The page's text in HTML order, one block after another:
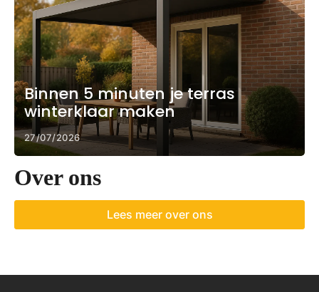
Binnen 5 minuten je terras
winterklaar maken
27/07/2026
Over ons
Lees meer over ons